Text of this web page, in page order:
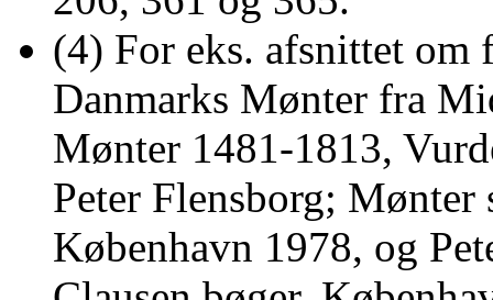
(4) For eks. afsnittet om
Danmarks Mønter fra
Mønter 1481-1813,
Peter Flensborg; Mønter
København 1978, og